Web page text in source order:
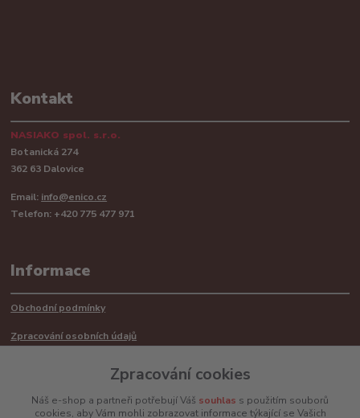
Kontakt
NASIAKO spol. s.r.o.
Botanická 274
362 63 Dalovice
Email: info@enico.cz
Telefon: +420 775 477 971
Informace
Obchodní podmínky
Zpracování osobních údajů
Zpracování cookies
Náš e-shop a partneři potřebují Váš souhlas s použitím souborů
cookies, aby Vám mohli zobrazovat informace týkající se Vašich